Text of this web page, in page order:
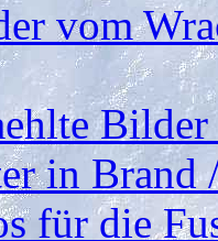
vom
in Brand
für die